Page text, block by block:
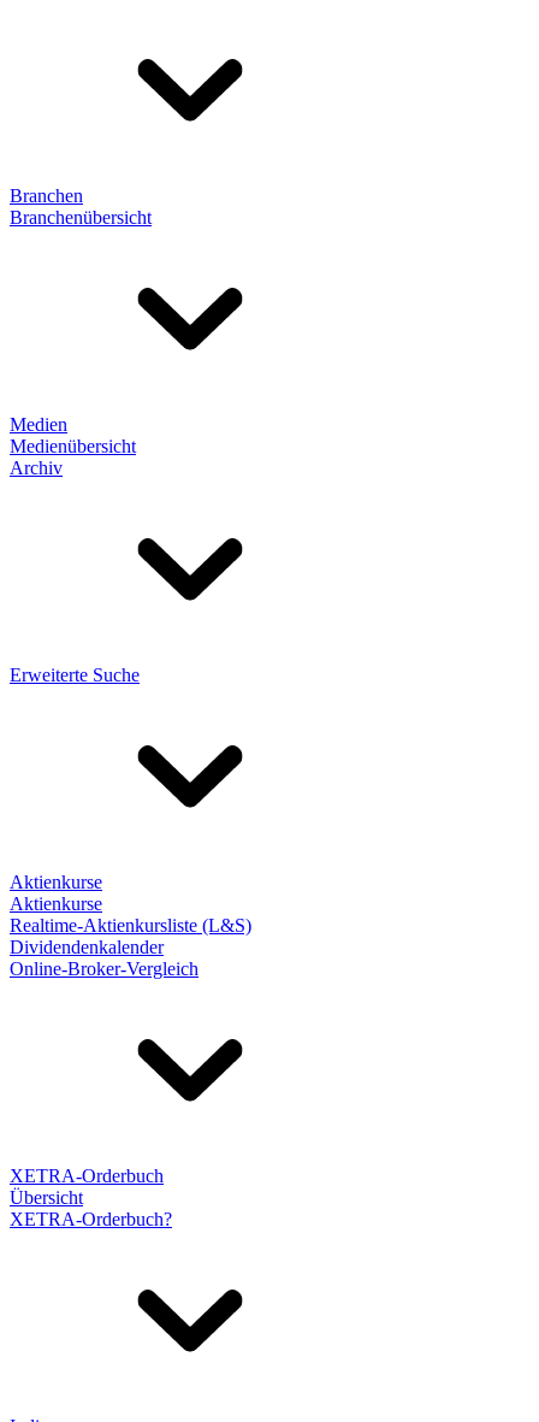
Branchen
Branchenübersicht
Medien
Medienübersicht
Archiv
Erweiterte Suche
Aktienkurse
Aktienkurse
Realtime-Aktienkursliste (L&S)
Dividendenkalender
Online-Broker-Vergleich
XETRA-Orderbuch
Übersicht
XETRA-Orderbuch?